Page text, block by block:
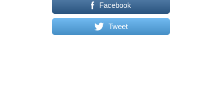
Facebook
Tweet